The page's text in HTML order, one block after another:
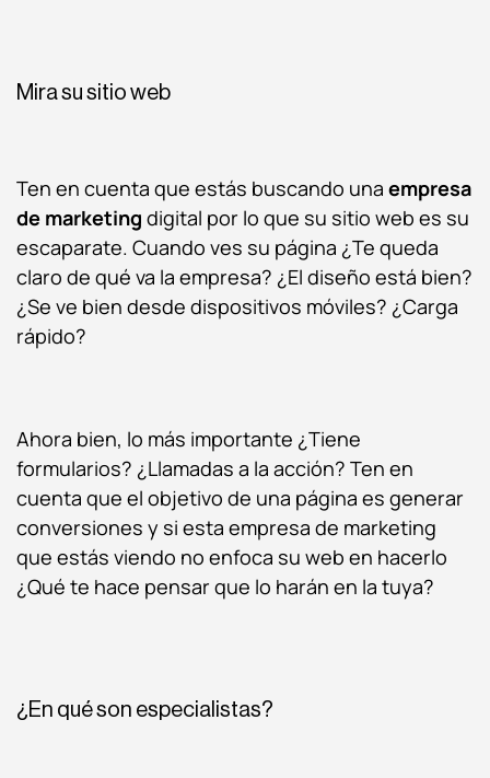
Mira su sitio web
Ten en cuenta que estás buscando una empresa
de marketing digital por lo que su sitio web es su
escaparate. Cuando ves su página ¿Te queda
claro de qué va la empresa? ¿El diseño está bien?
¿Se ve bien desde dispositivos móviles? ¿Carga
rápido?
Ahora bien, lo más importante ¿Tiene
formularios? ¿Llamadas a la acción? Ten en
cuenta que el objetivo de una página es generar
conversiones y si esta empresa de marketing
que estás viendo no enfoca su web en hacerlo
¿Qué te hace pensar que lo harán en la tuya?
¿En qué son especialistas?